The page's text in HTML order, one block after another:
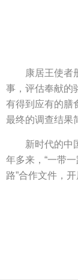
康居王使者
事，评估奉献的
有得到应有的膳
最终的调查结果
新时代的中
年多来，“一带
路”合作文件，